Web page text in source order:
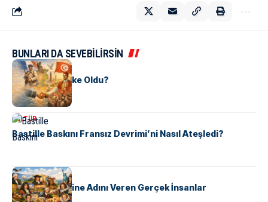
BUNLARI DA SEVEBİLİRSİN
KÜLTÜR
Tunus Nasıl Ülke Oldu?
KÜLTÜR
Bastille Baskını Fransız Devrimi’ni Nasıl Ateşledi?
KÜLTÜR
ABD Eyaletlerine Adını Veren Gerçek İnsanlar